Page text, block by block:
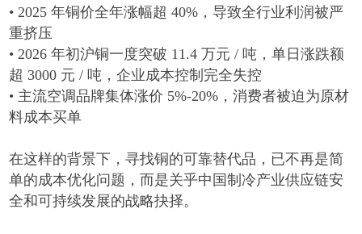
•2025年铜价全年涨幅超40% ，导致全行业利润被严
重挤压
•2026年初沪铜一度突破 11.4万元/吨 ，单日涨跌额
超 3000 元/吨，企业成本控制完全失控
• 主流空调品牌集体涨价 5%-20% ，消费者被迫为原材
料成本买单
在这样的背景下，寻找铜的可靠替代品，已不再是简
单的成本优化问题，而是关乎中国制冷产业供应链安
全和可持续发展的战略抉择。